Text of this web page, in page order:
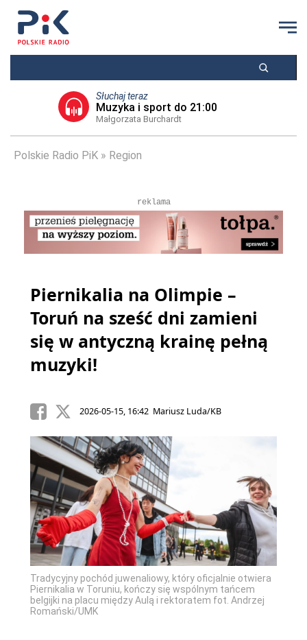
Słuchaj teraz
Muzyka i sport do 21:00
Małgorzata Burchardt
Polskie Radio PiK Region
reklama
Piernikalia na Olimpie –
Toruń na sześć dni zamieni
się w antyczną krainę pełną
muzyki!
2026-05-15, 16:42 Mariusz Luda/KB
Tradycyjny pochód juwenaliowy, który oficjalnie otwiera
Piernikalia w Toruniu, kończy się wspólnym tańcem
belgijki na placu między Aulą i rektoratem fot. Andrzej
Romański/UMK